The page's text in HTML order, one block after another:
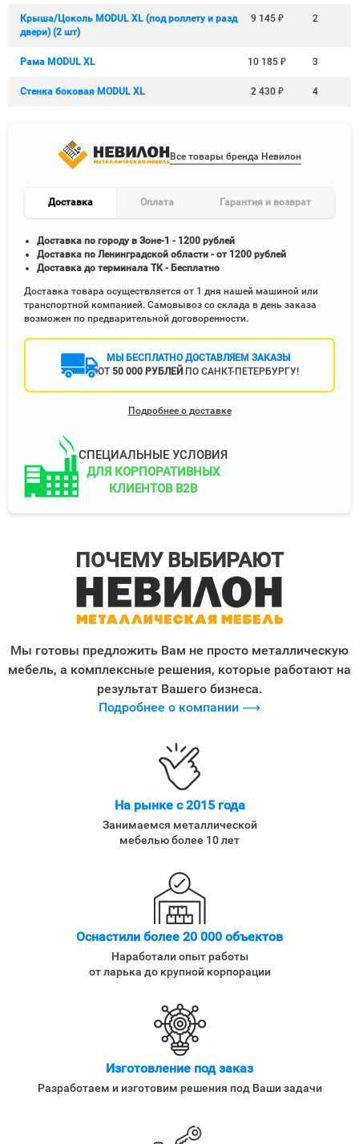
Крыша/Цоколь MODUL XL (под роллету и разд
двери) (2 шт)
9 145 ₽ 2
Рама MODUL XL 10 185₽ 3
Стенка боковая MODUL XL 2 430 ₽ 4
Все товары бренда Невилон
Доставка Оплата Гарантия и возврат
Доставка по городу в Зоне-1 - 1200 рублей
Доставка по Ленинградской области - от 1200 рублей
Доставка до терминала ТК - Бесплатно
Доставка товара осуществляется от 1 дня нашей машиной или
транспортной компанией. Самовывоз со склада в день заказа
возможен по предварительной договоренности.
МЫ БЕСПЛАТНО ДОСТАВЛЯЕМ ЗАКАЗЫ
ОТ 50 000 РУБЛЕЙ ПО САНКТ-ПЕТЕРБУРГУ!
Подробнее о доставке
СПЕЦИАЛЬНЫЕ УСЛОВИЯ
ДЛЯ КОРПОРАТИВНЫХ
КЛИЕНТОВ B2B
ПОЧЕМУ ВЫБИРАЮТ
Мы готовы предложить Вам не просто металлическую
мебель, а комплексные решения, которые работают на
результат Вашего бизнеса.
Подробнее о компании ⟶
На рынке с 2015 года
Занимаемся металлической
мебелью более 10 лет
Оснастили более 20 000 объектов
Наработали опыт работы
от ларька до крупной корпорации
Изготовление под заказ
Разработаем и изготовим решения под Ваши задачи